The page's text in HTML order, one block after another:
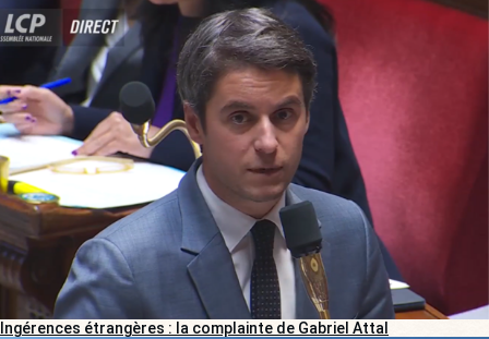
Ingérences étrangères : la complainte de Gabriel Attal